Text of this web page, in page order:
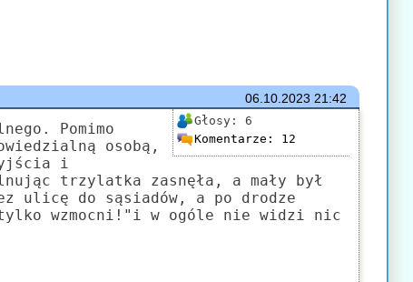
06.10.2023 21:42
Głosy: 6
Komentarze: 12
Pomimo
osobą,
i
trzylatka zasnęła, a mały był
ulicę do sąsiadów, a po drodze
wzmocni!"i w ogóle nie widzi nic